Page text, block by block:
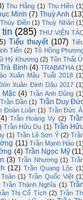
Thu Hằng (1) Thu Hiền
Minh (7) Thuỳ Anh
Thủy Điền (1) Thuỳ Nhân
(285) THƯ VIỆN
Tiểu thuyết (107)
Tiến (2) Tô Hồng
Hỷ Khương (2) Tôn Thất
Trà Bình (4) TRABATHA
Xuân Mậu Tuất 2018
Xuân Đinh Dậu 2017
Mặc (4) Trần Anh Dũng
Trần Dần (1) Trần Duy
Đoàn Luận (1) Trần Đức
Trần Hoàng Vy (2)
Trần Hữu Du (1) Trần
(1) Trần Lê Sơn Ý (2)
(11) Trần Mạnh Hảo
(4) Trần Ngọc Mỹ
(3) Trần Nhương (1)
(12) Trần Quang Lộc
(1) Trần Quốc Việt
Trần Thành Nghĩa (1)
Thị Cổ Tích (2) Trần